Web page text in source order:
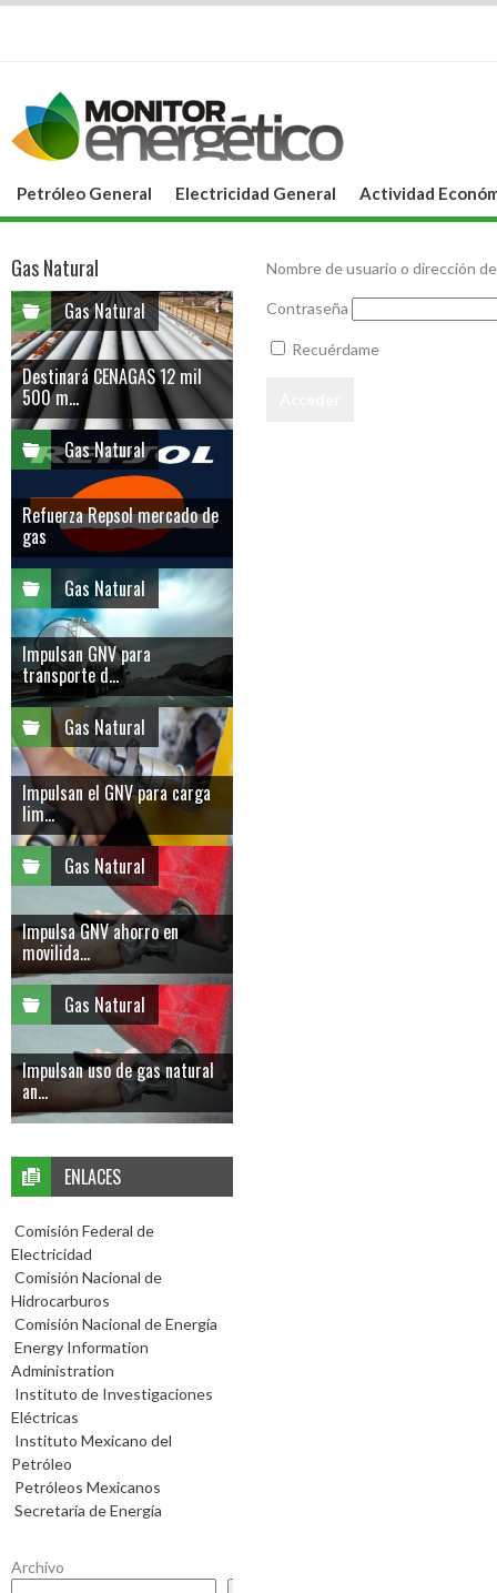
Petróleo General Electricidad General Actividad
Nombre de usuario o dirección
Contraseña
Recuérdame
Gas Natural
Gas Natural
Destinará CENAGAS 12 mil
500 m...
Gas Natural
Refuerza Repsol mercado de
gas
Gas Natural
Impulsan GNV para
transporte d...
Gas Natural
Impulsan el GNV para carga
lim...
Gas Natural
Impulsa GNV ahorro en
movilida...
Gas Natural
Impulsan uso de gas natural
an...
ENLACES
Comisión Federal de
Electricidad
Comisión Nacional de
Hidrocarburos
Comisión Nacional de Energía
Energy Information
Administration
Instituto de Investigaciones
Eléctricas
Instituto Mexicano del
Petróleo
Petróleos Mexicanos
Secretaría de Energía
Archivo